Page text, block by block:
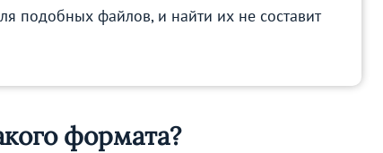
подобных файлов, и найти их не составит
формата?